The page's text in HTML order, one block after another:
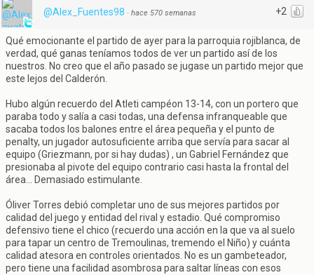
+2
@Alex_Fuentes98 · hace 570 semanas
Qué emocionante el partido de ayer para la parroquia rojiblanca, de
verdad, qué ganas teníamos todos de ver un partido así de los
nuestros. No creo que el año pasado se jugase un partido mejor que
este lejos del Calderón.
Hubo algún recuerdo del Atleti campéon 13-14, con un portero que
paraba todo y salía a casi todas, una defensa infranqueable que
sacaba todos los balones entre el área pequeña y el punto de
penalty, un jugador autosuficiente arriba que servía para sacar al
equipo (Griezmann, por si hay dudas) , un Gabriel Fernández que
presionaba al pivote del equipo contrario casi hasta la frontal del
área... Demasiado estimulante.
Óliver Torres debió completar uno de sus mejores partidos por
calidad del juego y entidad del rival y estadio. Qué compromiso
defensivo tiene el chico (recuerdo una acción en la que va al suelo
para tapar un centro de Tremoulinas, tremendo el Niño) y cuánta
calidad atesora en controles orientados. No es un gambeteador,
pero tiene una facilidad asombrosa para saltar líneas con esos